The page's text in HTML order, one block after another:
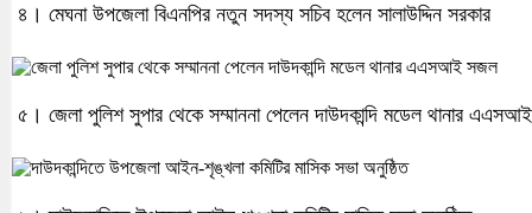
৪। মেঘনা উপজেলা বিএনপির নতুন সদস্য সচিব হলেন সালাউদ্দিন সরকার
৫। জেলা পুলিশ সুপার থেকে সম্মাননা পেলেন দাউদকান্দি মডেল থানার